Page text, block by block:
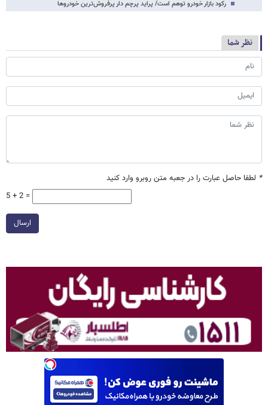
رکود بازار خودرو توهم است/ پراید پرچم دار پرفروش‌ترین خودروها
نظر شما
* لطفا حاصل عبارت را در جعبه متن روبرو وارد کنید
5 + 2 =
ارسال